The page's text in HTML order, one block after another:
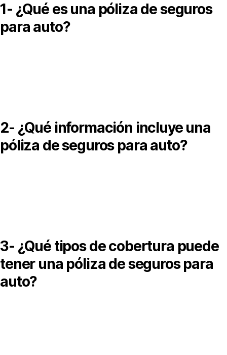
1- ¿Qué es una póliza de seguros
para auto?
2- ¿Qué información incluye una
póliza de seguros para auto?
3- ¿Qué tipos de cobertura puede
tener una póliza de seguros para
auto?